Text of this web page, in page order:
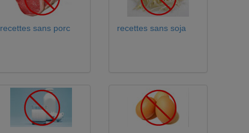
recettes sans porc recettes sans soja